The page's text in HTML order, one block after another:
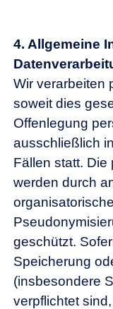
4. Allgemeine
Wir verarbeiten
soweit dies
Offenlegung
ausschließlich
Fällen statt.
werden durch
geschützt.
Speicherung
(insbesondere
verpflichtet